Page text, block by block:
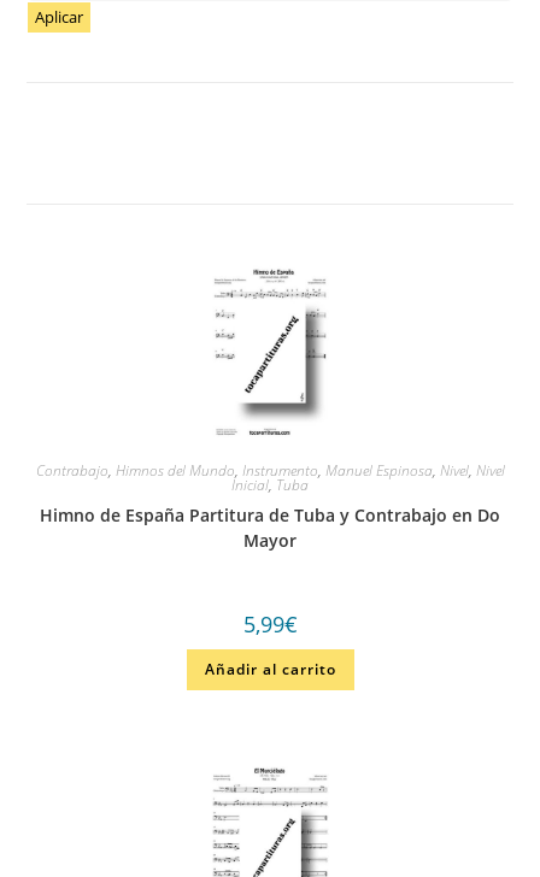
Aplicar
Contrabajo, Himnos del Mundo, Instrumento, Manuel Espinosa, Nivel, Nivel
Inicial, Tuba
Himno de España Partitura de Tuba y Contrabajo en Do
Mayor
5,99€
Añadir al carrito